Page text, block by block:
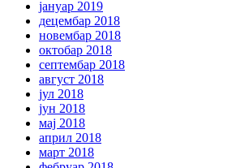
јануар 2019
децембар 2018
новембар 2018
октобар 2018
септембар 2018
август 2018
јул 2018
јун 2018
мај 2018
април 2018
март 2018